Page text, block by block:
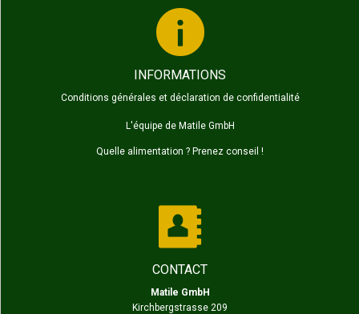
INFORMATIONS
Conditions générales et déclaration de confidentialité
L'équipe de Matile GmbH
Quelle alimentation ? Prenez conseil !
CONTACT
Matile GmbH
Kirchbergstrasse 209